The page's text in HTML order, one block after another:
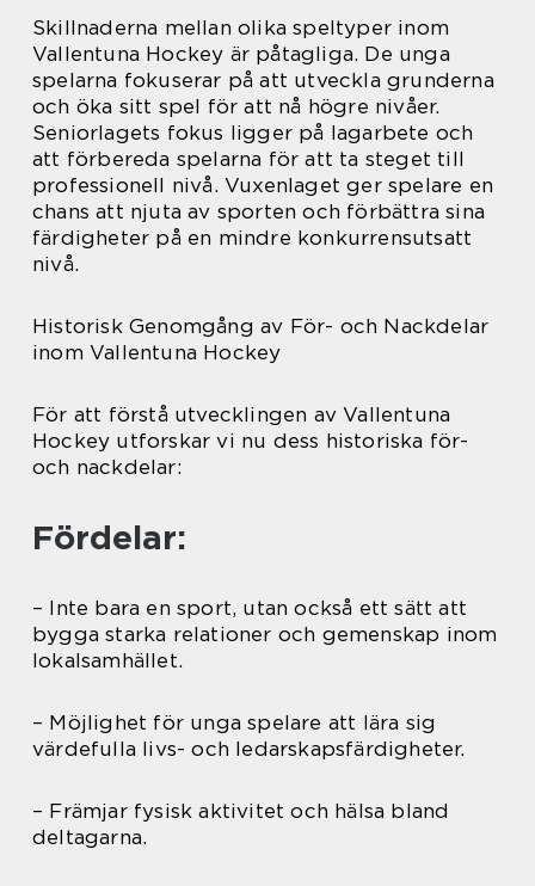
Skillnaderna mellan olika speltyper inom
Vallentuna Hockey är påtagliga. De unga
spelarna fokuserar på att utveckla grunderna
och öka sitt spel för att nå högre nivåer.
Seniorlagets fokus ligger på lagarbete och
att förbereda spelarna för att ta steget till
professionell nivå. Vuxenlaget ger spelare en
chans att njuta av sporten och förbättra sina
färdigheter på en mindre konkurrensutsatt
nivå.
Historisk Genomgång av För- och Nackdelar
inom Vallentuna Hockey
För att förstå utvecklingen av Vallentuna
Hockey utforskar vi nu dess historiska för-
och nackdelar:
Fördelar:
– Inte bara en sport, utan också ett sätt att
bygga starka relationer och gemenskap inom
lokalsamhället.
– Möjlighet för unga spelare att lära sig
värdefulla livs- och ledarskapsfärdigheter.
– Främjar fysisk aktivitet och hälsa bland
deltagarna.